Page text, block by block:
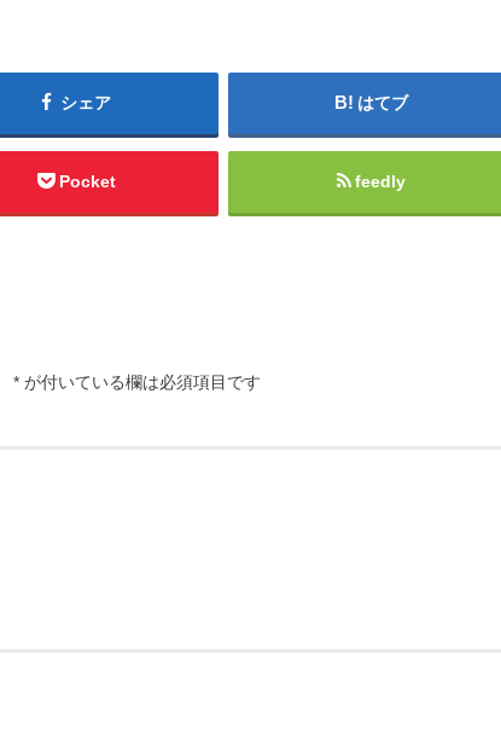
シェア はてブ
Pocket feedly
* が付いている欄は必須項目です